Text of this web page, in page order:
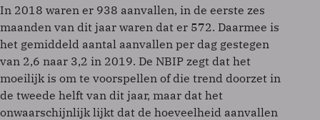
In 2018 waren er 938 aanvallen, in de eerste zes
maanden van dit jaar waren dat er 572. Daarmee is
het gemiddeld aantal aanvallen per dag gestegen
van 2,6 naar 3,2 in 2019. De NBIP zegt dat het
moeilijk is om te voorspellen of die trend doorzet in
de tweede helft van dit jaar, maar dat het
onwaarschijnlijk lijkt dat de hoeveelheid aanvallen